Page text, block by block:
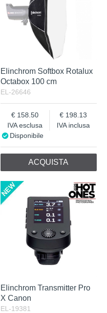
Elinchrom Softbox Rotalux
Octabox 100 cm
EL-26646
IVA esclusa
158.50
IVA inclusa
198.13
Disponibile
ACQUISTA
Elinchrom Transmitter Pro
X Canon
EL-19381